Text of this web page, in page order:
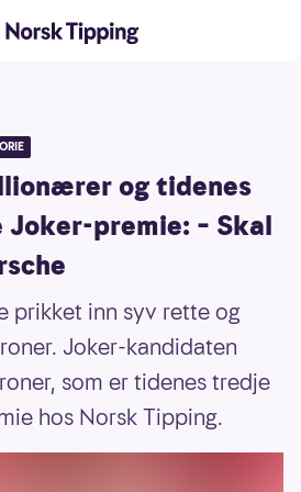
og tidenes
premie: – Skal
prikket inn syv rette og
Joker-kandidaten
som er tidenes tredje
hos Norsk Tipping.